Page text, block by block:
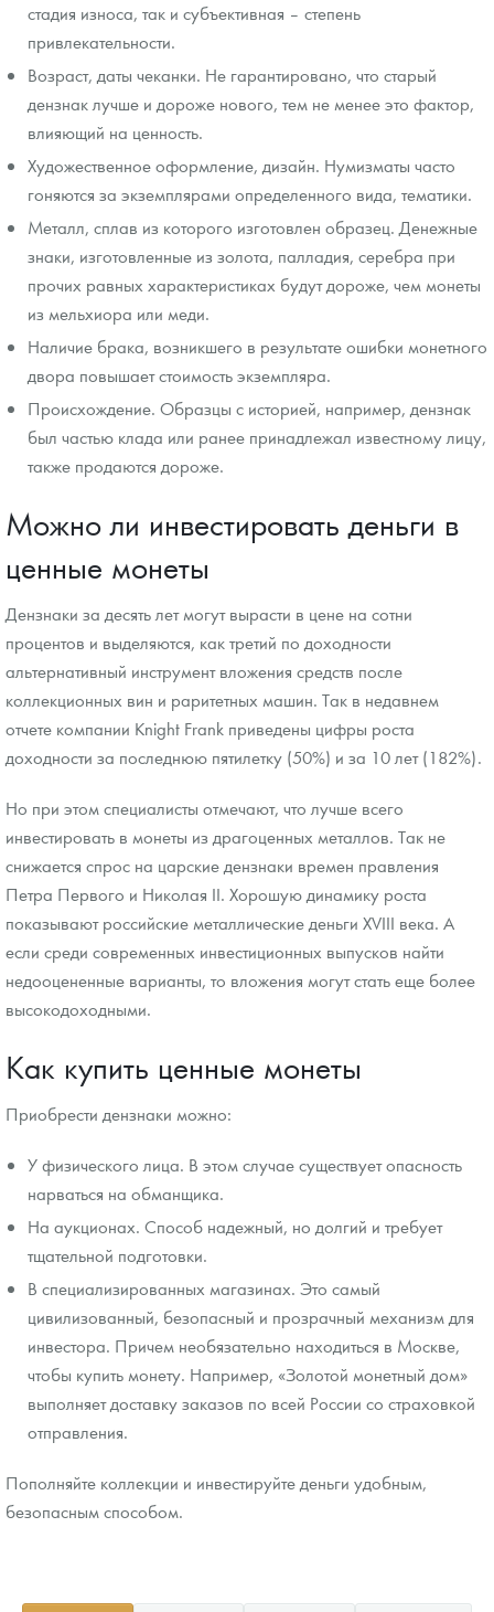
стадия износа, так и субъективная – степень
привлекательности.
Возраст, даты чеканки. Не гарантировано, что старый
дензнак лучше и дороже нового, тем не менее это фактор,
влияющий на ценность.
Художественное оформление, дизайн. Нумизматы часто
гоняются за экземплярами определенного вида, тематики.
Металл, сплав из которого изготовлен образец. Денежные
знаки, изготовленные из золота, палладия, серебра при
прочих равных характеристиках будут дороже, чем монеты
из мельхиора или меди.
Наличие брака, возникшего в результате ошибки монетного
двора повышает стоимость экземпляра.
Происхождение. Образцы с историей, например, дензнак
был частью клада или ранее принадлежал известному лицу,
также продаются дороже.
Можно ли инвестировать деньги в
ценные монеты
Дензнаки за десять лет могут вырасти в цене на сотни
процентов и выделяются, как третий по доходности
альтернативный инструмент вложения средств после
коллекционных вин и раритетных машин. Так в недавнем
отчете компании Knight Frank приведены цифры роста
доходности за последнюю пятилетку (50%) и за 10 лет (182%).
Но при этом специалисты отмечают, что лучше всего
инвестировать в монеты из драгоценных металлов. Так не
снижается спрос на царские дензнаки времен правления
Петра Первого и Николая II. Хорошую динамику роста
показывают российские металлические деньги XVIII века. А
если среди современных инвестиционных выпусков найти
недооцененные варианты, то вложения могут стать еще более
высокодоходными.
Как купить ценные монеты
Приобрести дензнаки можно:
У физического лица. В этом случае существует опасность
нарваться на обманщика.
На аукционах. Способ надежный, но долгий и требует
тщательной подготовки.
В специализированных магазинах. Это самый
цивилизованный, безопасный и прозрачный механизм для
инвестора. Причем необязательно находиться в Москве,
чтобы купить монету. Например, «Золотой монетный дом»
выполняет доставку заказов по всей России со страховкой
отправления.
Пополняйте коллекции и инвестируйте деньги удобным,
безопасным способом.